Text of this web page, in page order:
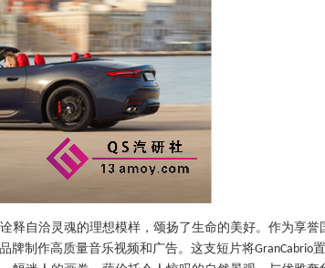
释自洽灵魂的理想模样，颂扬了生命的美好。作为享誉
牌制作高质量音乐视频和广告。这支短片将GranCabrio